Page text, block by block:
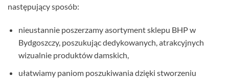
następujący sposób:
nieustannie poszerzamy asortyment sklepu BHP w
Bydgoszczy, poszukując dedykowanych, atrakcyjnych
wizualnie produktów damskich,
ułatwiamy paniom poszukiwania dzięki stworzeniu